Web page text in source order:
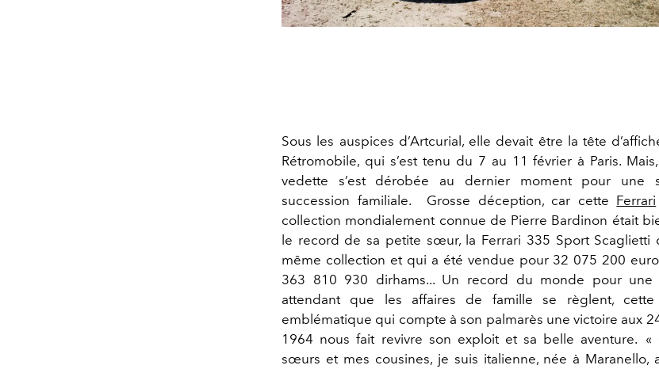
Sous les auspices d’Artcurial, elle devait être la tête
Rétromobile, qui s’est tenu du 7 au 11 février à Paris.
vedette s’est dérobée au dernier moment pour une
succession familiale. Grosse déception, car cette Ferrari
collection mondialement connue de Pierre Bardinon était
le record de sa petite sœur, la Ferrari 335 Sport Scaglietti
même collection et qui a été vendue pour 32 075 200
363 810 930 dirhams... Un record du monde pour une
attendant que les affaires de famille se règlent,
emblématique qui compte à son palmarès une victoire aux
1964 nous fait revivre son exploit et sa belle aventure. «
sœurs et mes cousines, je suis italienne, née à Maranello,